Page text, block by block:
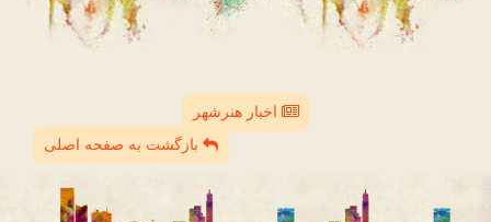
اخبار هنرشهر
بازگشت به صفحه اصلی